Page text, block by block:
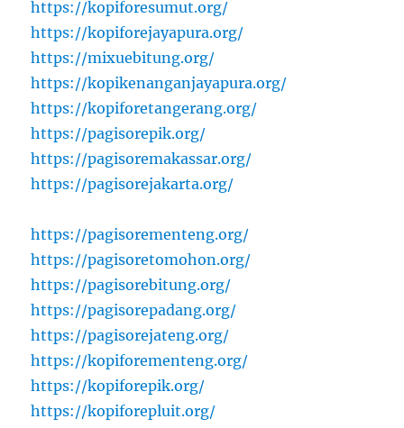
https://kopiforesumut.org/
https://kopiforejayapura.org/
https://mixuebitung.org/
https://kopikenanganjayapura.org/
https://kopiforetangerang.org/
https://pagisorepik.org/
https://pagisoremakassar.org/
https://pagisorejakarta.org/
https://pagisorementeng.org/
https://pagisoretomohon.org/
https://pagisorebitung.org/
https://pagisorepadang.org/
https://pagisorejateng.org/
https://kopiforementeng.org/
https://kopiforepik.org/
https://kopiforepluit.org/